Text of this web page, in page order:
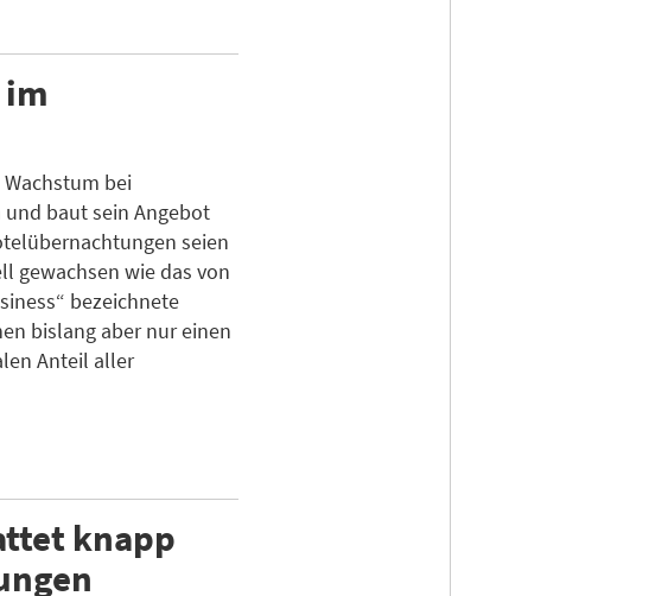
bei
baut sein Angebot
seien
gewachsen wie das von
bezeichnete
bislang aber nur einen
Anteil aller
knapp